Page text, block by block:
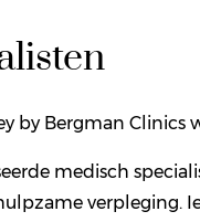
by Bergman
medisch
verpleging.